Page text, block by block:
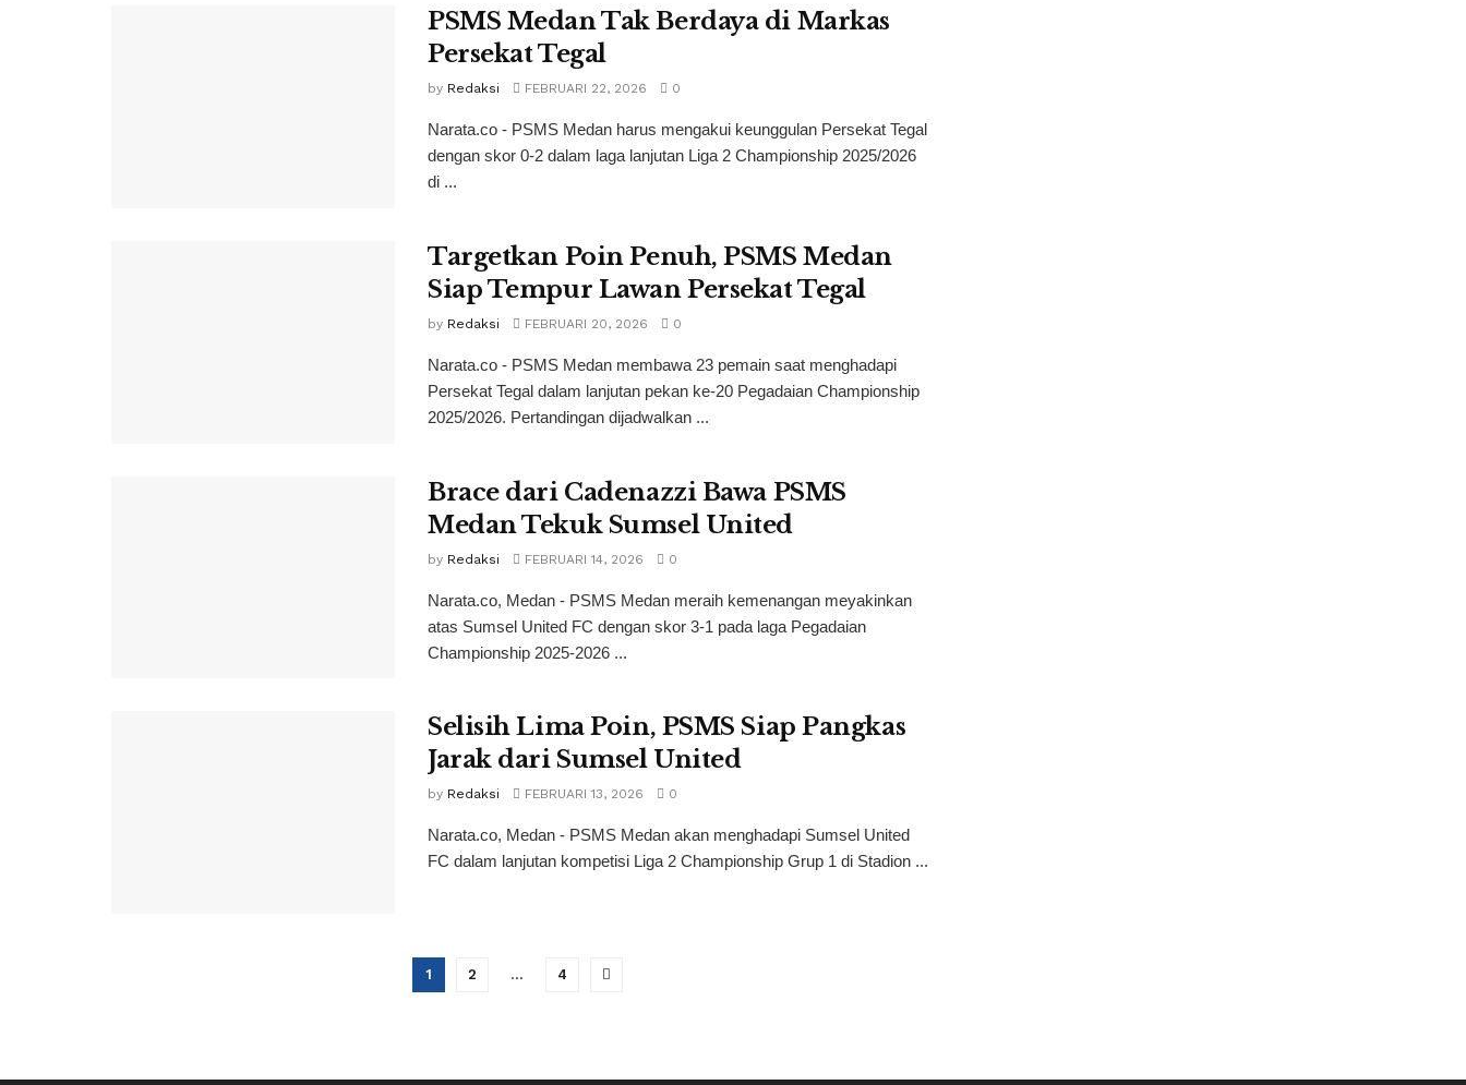
PSMS Medan Tak Berdaya di Markas
Persekat Tegal
by Redaksi FEBRUARI 22, 2026 0
Narata.co - PSMS Medan harus mengakui keunggulan Persekat Tegal
dengan skor 0-2 dalam laga lanjutan Liga 2 Championship 2025/2026
di ...
Targetkan Poin Penuh, PSMS Medan
Siap Tempur Lawan Persekat Tegal
by Redaksi FEBRUARI 20, 2026 0
Narata.co - PSMS Medan membawa 23 pemain saat menghadapi
Persekat Tegal dalam lanjutan pekan ke-20 Pegadaian Championship
2025/2026. Pertandingan dijadwalkan ...
Brace dari Cadenazzi Bawa PSMS
Medan Tekuk Sumsel United
by Redaksi FEBRUARI 14, 2026 0
Narata.co, Medan - PSMS Medan meraih kemenangan meyakinkan
atas Sumsel United FC dengan skor 3-1 pada laga Pegadaian
Championship 2025-2026 ...
Selisih Lima Poin, PSMS Siap Pangkas
Jarak dari Sumsel United
by Redaksi FEBRUARI 13, 2026 0
Narata.co, Medan - PSMS Medan akan menghadapi Sumsel United
FC dalam lanjutan kompetisi Liga 2 Championship Grup 1 di Stadion ...
1 2 … 4